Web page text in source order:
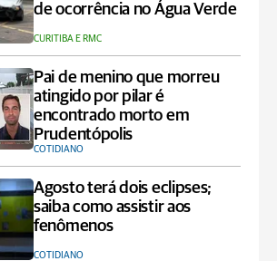
de ocorrência no Água Verde
CURITIBA E RMC
Pai de menino que morreu
atingido por pilar é
encontrado morto em
Prudentópolis
COTIDIANO
Agosto terá dois eclipses;
saiba como assistir aos
fenômenos
COTIDIANO